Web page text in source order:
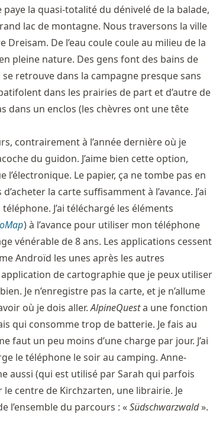
la quasi-totalité du dénivelé de la balade,
lac de montagne. Nous traversons la ville
De l’eau coule coule au milieu de la
pleine nature. Des gens font des bains de
retrouve dans la campagne presque sans
dans les prairies de part et d’autre de
dans un enclos (les chèvres ont une tête
contrairement à l’année dernière où je
du guidon. J’aime bien cette option,
l’électronique. Le papier, ça ne tombe pas en
la carte suffisamment à l’avance. J’ai
J’ai téléchargé les éléments
) à l’avance pour utiliser mon téléphone
vénérable de 8 ans. Les applications cessent
Androïd les unes après les autres
de cartographie que je peux utiliser
Je n’enregistre pas la carte, et je n’allume
où je dois aller.AlpineQuesta une fonction
qui consomme trop de batterie. Je fais au
faut un peu moins d’une charge par jour. J’ai
le téléphone le soir au camping. Anne-
aussi (qui est utilisé par Sarah qui parfois
centre de Kirchzarten, une librairie. Je
l’ensemble du parcours : «Südschwarzwald».